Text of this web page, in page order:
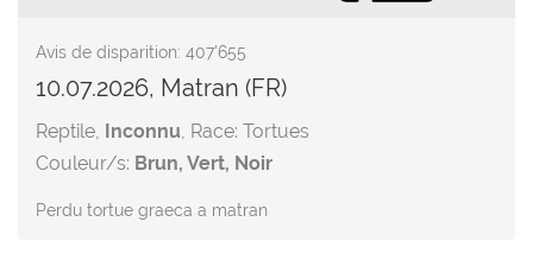
Avis de disparition: 407'655
10.07.2026, Matran (FR)
Reptile, Inconnu, Race: Tortues
Couleur/s: Brun, Vert, Noir
Perdu tortue graeca a matran